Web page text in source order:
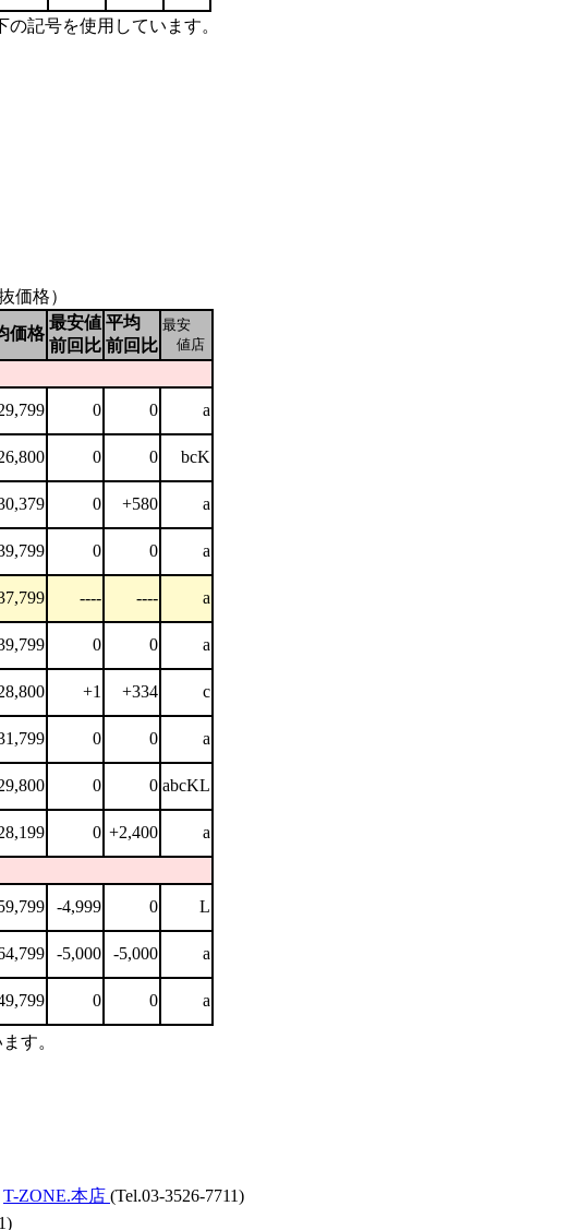
記号を使用しています。
価格）
価格
最安値
前回比
平均
前回比
最安
値店
0 0
a
0 0
bcK
0 +580
a
0 0
a
---- ----
a
0 0
a
+1 +334
c
0 0
a
0 0 abcKL
0 +2,400
a
-4,999 0
L
-5,000 -5,000
a
0 0 a
す。
T-ZONE.本店 (Tel.03-3526-7711)